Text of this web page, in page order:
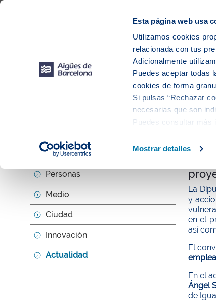
Esta página web usa
Utilizamos cookies
relacionada con tus
Adicionalmente
Puedes aceptar todas
cookies de forma
Si pulsas “Rechazar
necesarias que son
Puedes consultar más
Mostrar detalles
Sobre nosotros
Personas
Medio
Ciudad
Innovación
Actualidad
null
La
y
en el
así
El
En el
Ángel
de